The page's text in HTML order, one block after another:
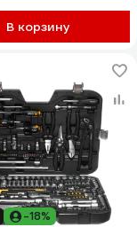
В корзину
-18%